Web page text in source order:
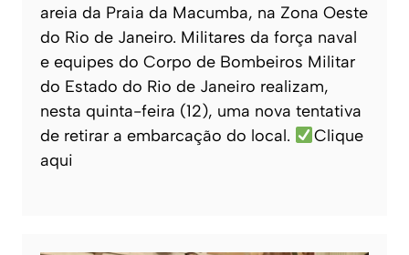
areia da Praia da Macumba, na Zona Oeste
do Rio de Janeiro. Militares da força naval
e equipes do Corpo de Bombeiros Militar
do Estado do Rio de Janeiro realizam,
nesta quinta-feira (12), uma nova tentativa
de retirar a embarcação do local.
Clique
aqui